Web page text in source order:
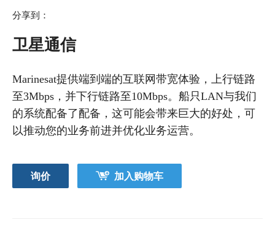
分享到：
卫星通信
Marinesat提供端到端的互联网带宽体验，上行链路
至3Mbps，并下行链路至10Mbps。船只LAN与我们
的系统配备了配备，这可能会带来巨大的好处，可
以推动您的业务前进并优化业务运营。
询价 加入购物车